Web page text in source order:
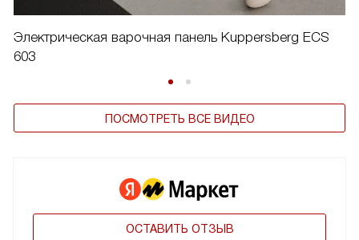
Электрическая варочная панель Kuppersberg ECS
603
ПОСМОТРЕТЬ ВСЕ ВИДЕО
ОСТАВИТЬ ОТЗЫВ